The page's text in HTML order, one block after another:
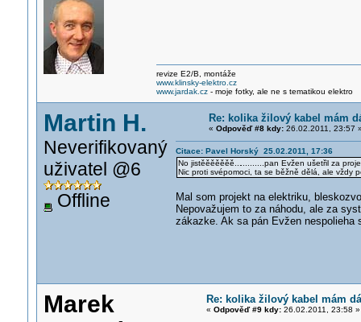
revize E2/B, montáže
www.klinsky-elektro.cz
www.jardak.cz- moje fotky, ale ne s tematikou elektro
Martin H.
Neverifikovaný
uživatel @6
Offline
Re: kolika žilový kabel mám
« Odpověď #8 kdy:26.02.2011, 23:57
Citace: Pavel Horský 25.02.2011, 17:36
No jistěěěěěěě...
..........pan Evžen ušetřil za
Nic proti svépomoci, ta se běžně dělá, ale vždy
Mal som projekt na elektriku,
Nepovažujem to za náhodu, ale za
zákazke. Ak sa pán Evžen nespolieha
Marek
Re: kolika žilový kabel mám
« Odpověď #9 kdy:26.02.2011, 23:58 »